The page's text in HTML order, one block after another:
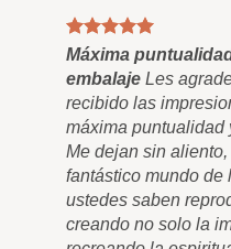
Máxima
embalaje Les
recibido las
máxima puntualidad
Me dejan sin
fantástico mundo de
ustedes saben
creando no solo la